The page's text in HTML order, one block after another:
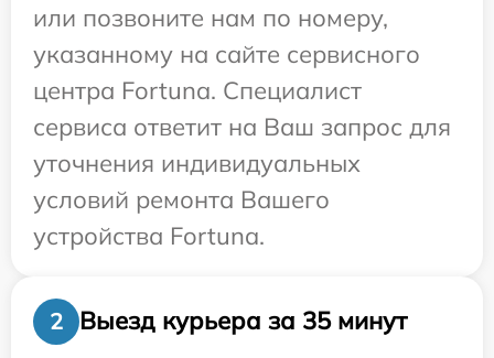
или позвоните нам по номеру,
указанному на сайте сервисного
центра Fortuna. Специалист
сервиса ответит на Ваш запрос для
уточнения индивидуальных
условий ремонта Вашего
устройства Fortuna.
2
Выезд курьера за 35 минут